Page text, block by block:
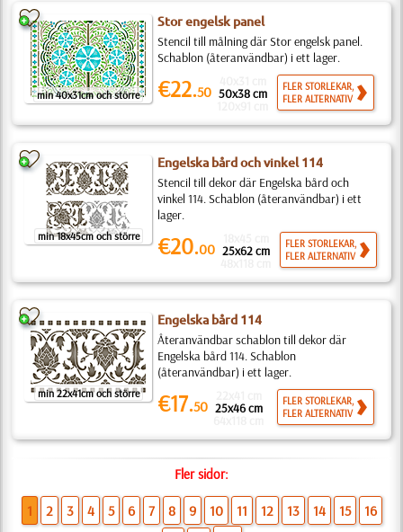
min 40x31cm och större
Stor engelsk panel
Stencil till målning där Stor engelsk panel.
Schablon (återanvändbar) i ett lager.
€22.50 50x38 cm
FLER STORLEKAR,
FLER ALTERNATIV
min 18x45cm och större
Engelska bård och vinkel 114
Stencil till dekor där Engelska bård och
vinkel 114. Schablon (återanvändbar) i ett
lager.
€20.00 25x62 cm
FLER STORLEKAR,
FLER ALTERNATIV
min 22x41cm och större
Engelska bård 114
Återanvändbar schablon till dekor där
Engelska bård 114. Schablon
(återanvändbar) i ett lager.
€17.50 25x46 cm
FLER STORLEKAR,
FLER ALTERNATIV
Fler sidor:
1 2 3 4 5 6 7 8 9 10 11 12 13 14 15
16